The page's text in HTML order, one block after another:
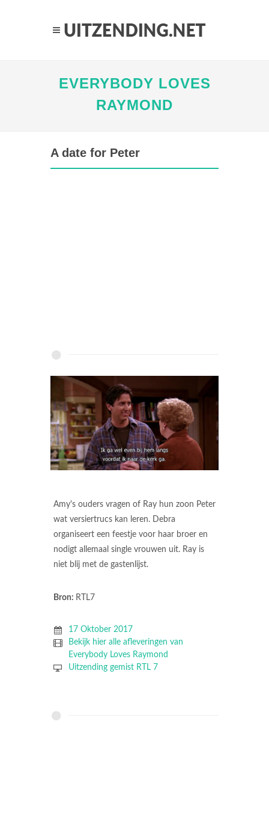
EVERYBODY LOVES
RAYMOND
A date for Peter
Amy's ouders vragen of Ray hun zoon Peter
wat versiertrucs kan leren. Debra
organiseert een feestje voor haar broer en
nodigt allemaal single vrouwen uit. Ray is
niet blij met de gastenlijst.
Bron: RTL7
17 Oktober 2017
Bekijk hier alle afleveringen van
Everybody Loves Raymond
Uitzending gemist RTL 7